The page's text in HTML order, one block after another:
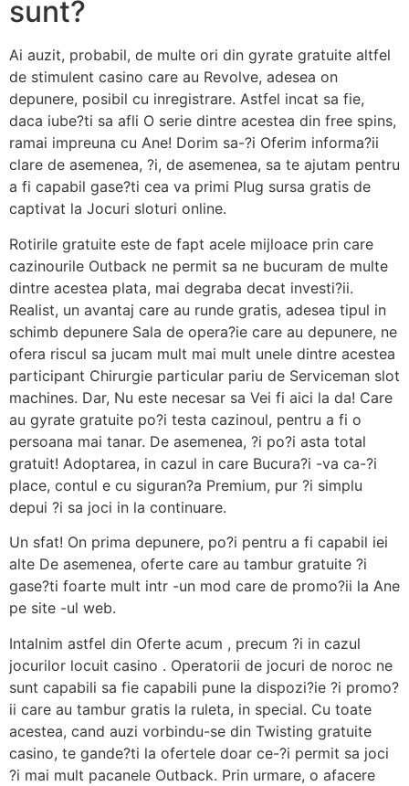
sunt?
Ai auzit, probabil, de multe ori din gyrate gratuite altfel
de stimulent casino care au Revolve, adesea on
depunere, posibil cu inregistrare. Astfel incat sa fie,
daca iube?ti sa afli O serie dintre acestea din free spins,
ramai impreuna cu Ane! Dorim sa-?i Oferim informa?ii
clare de asemenea, ?i, de asemenea, sa te ajutam pentru
a fi capabil gase?ti cea va primi Plug sursa gratis de
captivat la Jocuri sloturi online.
Rotirile gratuite este de fapt acele mijloace prin care
cazinourile Outback ne permit sa ne bucuram de multe
dintre acestea plata, mai degraba decat investi?ii.
Realist, un avantaj care au runde gratis, adesea tipul in
schimb depunere Sala de opera?ie care au depunere, ne
ofera riscul sa jucam mult mai mult unele dintre acestea
participant Chirurgie particular pariu de Serviceman slot
machines. Dar, Nu este necesar sa Vei fi aici la da! Care
au gyrate gratuite po?i testa cazinoul, pentru a fi o
persoana mai tanar. De asemenea, ?i po?i asta total
gratuit! Adoptarea, in cazul in care Bucura?i -va ca-?i
place, contul e cu siguran?a Premium, pur ?i simplu
depui ?i sa joci in la continuare.
Un sfat! On prima depunere, po?i pentru a fi capabil iei
alte De asemenea, oferte care au tambur gratuite ?i
gase?ti foarte mult intr -un mod care de promo?ii la Ane
pe site -ul web.
Intalnim astfel din Oferte acum , precum ?i in cazul
jocurilor locuit casino . Operatorii de jocuri de noroc ne
sunt capabili sa fie capabili pune la dispozi?ie ?i promo?
ii care au tambur gratis la ruleta, in special. Cu toate
acestea, cand auzi vorbindu-se din Twisting gratuite
casino, te gande?ti la ofertele doar ce-?i permit sa joci
?i mai mult pacanele Outback. Prin urmare, o afacere